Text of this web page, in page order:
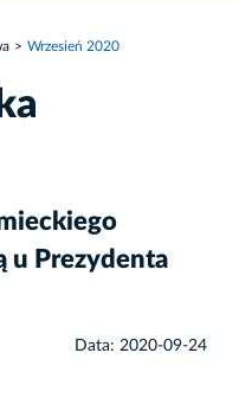
Wrzesień 2020
u Prezydenta
Data: 2020-09-24